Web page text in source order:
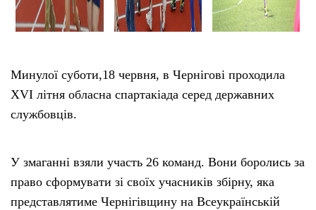
Минулої суботи,18 червня, в Чернігові проходила
ХVІ літня обласна спартакіада серед державних
службовців.
У змаганні взяли участь 26 команд. Вони боролись за
право сформувати зі своїх учасників збірну, яка
представлятиме Чернігівщину на Всеукраїнській